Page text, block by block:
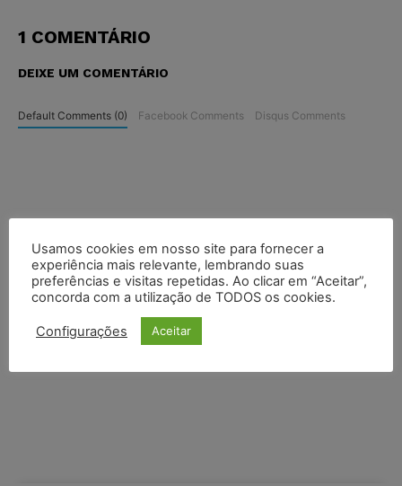
1 COMENTÁRIO
DEIXE UM COMENTÁRIO
Default Comments (0) Facebook Comments Disqus Comments
Usamos cookies em nosso site para fornecer a
experiência mais relevante, lembrando suas
preferências e visitas repetidas. Ao clicar em “Aceitar”,
concorda com a utilização de TODOS os cookies.
Configurações Aceitar